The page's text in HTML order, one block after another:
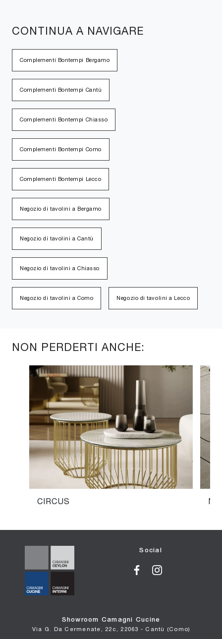
CONTINUA A NAVIGARE
Complementi Bontempi Bergamo
Complementi Bontempi Cantù
Complementi Bontempi Chiasso
Complementi Bontempi Como
Complementi Bontempi Lecco
Negozio di tavolini a Bergamo
Negozio di tavolini a Cantù
Negozio di tavolini a Chiasso
Negozio di tavolini a Como Negozio di tavolini a Lecco
NON PERDERTI ANCHE:
CIRCUS
Social
Showroom Camagni Cucine
Via G. Da Cermenate, 22c, 22063 - Cantù (Como)